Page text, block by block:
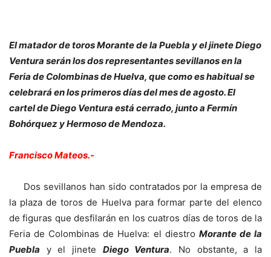
El matador de toros Morante de la Puebla y el jinete Diego
Ventura serán los dos representantes sevillanos en la
Feria de Colombinas de Huelva, que como es habitual se
celebrará en los primeros días del mes de agosto. El
cartel de Diego Ventura está cerrado, junto a Fermín
Bohórquez y Hermoso de Mendoza.
Francisco Mateos.-
Dos sevillanos han sido contratados por la empresa de
la plaza de toros de Huelva para formar parte del elenco
de figuras que desfilarán en los cuatros días de toros de la
Feria de Colombinas de Huelva: el diestro Morante de la
Puebla y el jinete Diego Ventura. No obstante, a la